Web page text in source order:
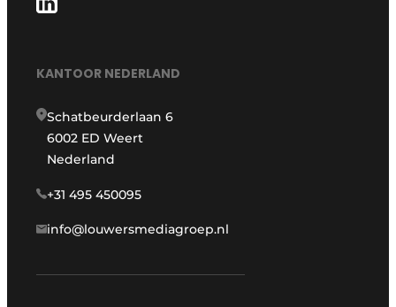
KANTOOR NEDERLAND
Schatbeurderlaan 6
6002 ED Weert
Nederland
+31 495 450095
info@louwersmediagroep.nl